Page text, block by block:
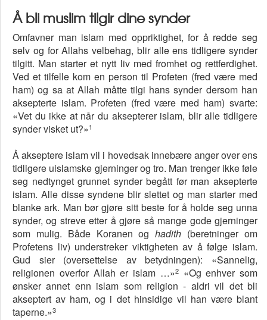
Å bli muslim tilgir dine synder
Omfavner man islam med oppriktighet, for å redde seg
selv og for Allahs velbehag, blir alle ens tidligere synder
tilgitt. Man starter et nytt liv med fromhet og rettferdighet.
Ved et tilfelle kom en person til Profeten (fred være med
ham) og sa at Allah måtte tilgi hans synder dersom han
aksepterte islam. Profeten (fred være med ham) svarte:
«Vet du ikke at når du aksepterer islam, blir alle tidligere
synder visket ut?»1
Å akseptere islam vil i hovedsak innebære anger over ens
tidligere uislamske gjerninger og tro. Man trenger ikke føle
seg nedtynget grunnet synder begått før man aksepterte
islam. Alle disse syndene blir slettet og man starter med
blanke ark. Man bør gjøre sitt beste for å holde seg unna
synder, og streve etter å gjøre så mange gode gjerninger
som mulig. Både Koranen oghadith (beretninger om
Profetens liv) understreker viktigheten av å følge islam.
Gud sier (oversettelse av betydningen): «Sannelig,
religionen overfor Allah er islam …»2«Og enhver som
ønsker annet enn islam som religion - aldri vil det bli
akseptert av ham, og i det hinsidige vil han være blant
taperne.»3